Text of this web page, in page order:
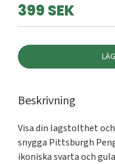
399 SEK
Beskrivning
Visa din lagstolthet
snygga Pittsburgh
ikoniska svarta och